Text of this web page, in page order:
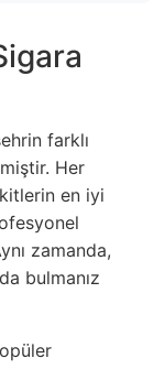
farklı
Her
en iyi
zamanda,
bulmanız